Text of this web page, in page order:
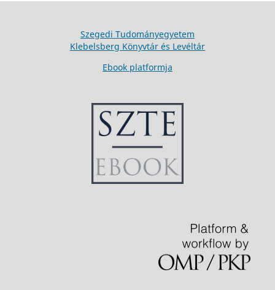
Szegedi Tudományegyetem
Klebelsberg Könyvtár és Levéltár
Ebook platformja